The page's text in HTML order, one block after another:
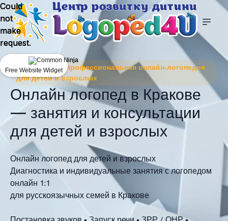
Logoped4U — профессиональная онлайн‑логопедия
для детей и взрослых
Онлайн логопед в Кракове
— занятия и консультации
для детей и взрослых
Онлайн логопед для детей и взрослых
Диагностика и индивидуальные занятия с логопедом
онлайн 1:1
для русскоязычных семей в Кракове
Could
not
make
request.
Free Website Widget
Could
not
make
request.
Free Website Widget
Could
not
make
request.
Free Website Widget